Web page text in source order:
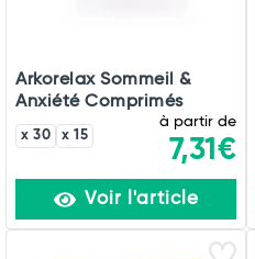
Arkorelax Sommeil &
Anxiété Comprimés
x 30 x 15
à partir de
7,31€
Voir l'article